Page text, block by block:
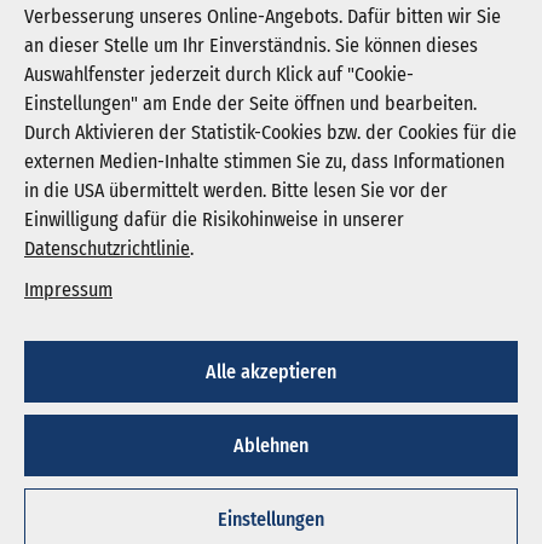
Verbesserung unseres Online-Angebots. Dafür bitten wir Sie
an dieser Stelle um Ihr Einverständnis. Sie können dieses
Auswahlfenster jederzeit durch Klick auf "Cookie-
Einstellungen" am Ende der Seite öffnen und bearbeiten.
Durch Aktivieren der Statistik-Cookies bzw. der Cookies für die
externen Medien-Inhalte stimmen Sie zu, dass Informationen
in die USA übermittelt werden. Bitte lesen Sie vor der
Einwilligung dafür die Risikohinweise in unserer
Datenschutzrichtlinie.
Impressum
Alle akzeptieren
Ablehnen
Einstellungen
Newsletter abonnieren
Registrieren
KGNW - Krankenhausgesellschaft Nordrhein-
Westfalen e. V.
Humboldtstraße 31,
© 2026
Impressum
Datenschutz
Cookie-Einstellungen